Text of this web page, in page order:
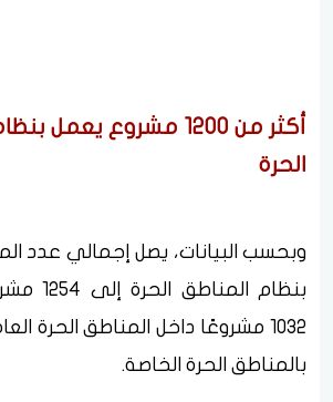
أكثر من 1200 مشروع يعمل
الحرة
وبحسب البيانات، يصل إجمالي عدد
بنظام
بالمناطق الحرة الخاصة.